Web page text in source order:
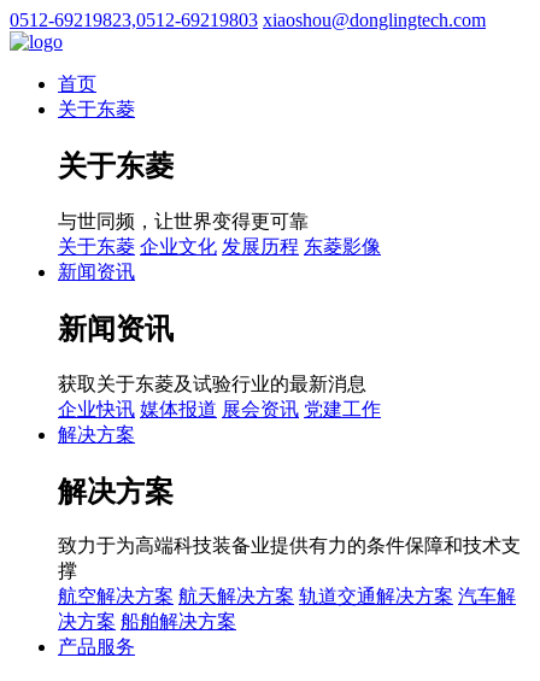
0512-69219823,0512-69219803 xiaoshou@donglingtech.com
首页
关于东菱
关于东菱
与世同频，让世界变得更可靠
关于东菱 企业文化 发展历程 东菱影像
新闻资讯
新闻资讯
获取关于东菱及试验行业的最新消息
企业快讯 媒体报道 展会资讯 党建工作
解决方案
解决方案
致力于为高端科技装备业提供有力的条件保障和技术支
撑
航空解决方案 航天解决方案 轨道交通解决方案 汽车解
决方案 船舶解决方案
产品服务